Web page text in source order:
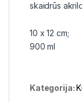
skaidrūs
10 x 12 cm;
900 ml
Kategorija: